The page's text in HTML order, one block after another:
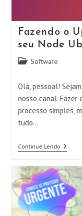
Fazendo o
seu Node
Categoria
post:
Software
Olá, pessoal!
nosso canal. Fazer
processo simples,
tudo…
Continue LendoFazendo
O
De
Do
Seu
Node